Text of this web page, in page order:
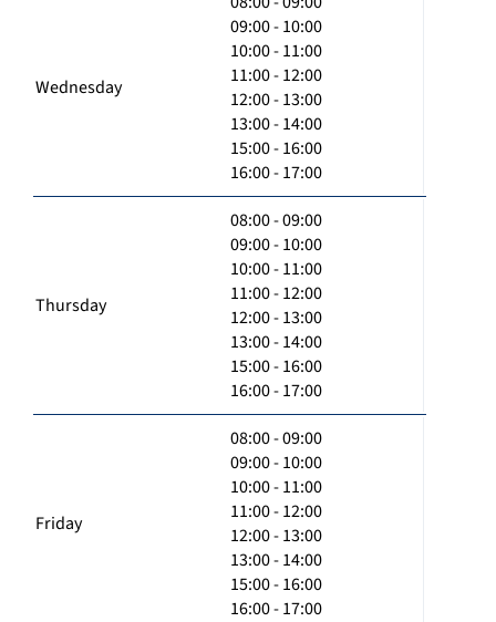
Wednesday
09:00 - 10:00
10:00 - 11:00
11:00 - 12:00
12:00 - 13:00
13:00 - 14:00
15:00 - 16:00
16:00 - 17:00
Thursday
08:00 - 09:00
09:00 - 10:00
10:00 - 11:00
11:00 - 12:00
12:00 - 13:00
13:00 - 14:00
15:00 - 16:00
16:00 - 17:00
Friday
08:00 - 09:00
09:00 - 10:00
10:00 - 11:00
11:00 - 12:00
12:00 - 13:00
13:00 - 14:00
15:00 - 16:00
16:00 - 17:00